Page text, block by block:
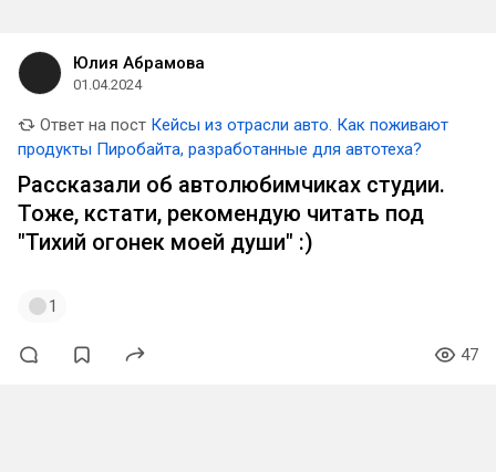
Юлия Абрамова
01.04.2024
Ответ на пост Кейсы из отрасли авто. Как поживают
продукты Пиробайта, разработанные для автотеха?
Рассказали об автолюбимчиках студии.
Тоже, кстати, рекомендую читать под
"Тихий огонек моей души" :)
1
47